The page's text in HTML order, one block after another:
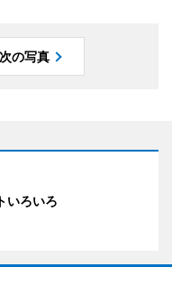
次の写真
いろいろ